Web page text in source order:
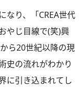
なり、「CREA世代
やじ目線で(笑)興
ら20世紀以降の現
史の流れがわかり
に引き込まれてし